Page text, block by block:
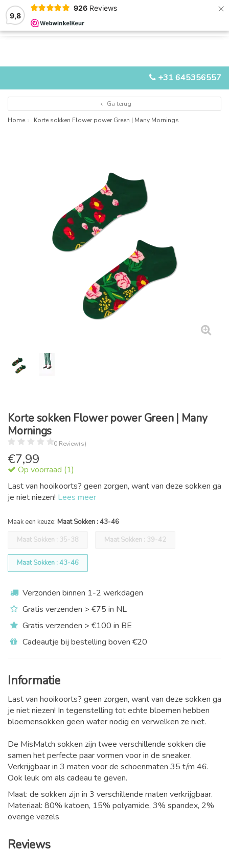
9,8
926 Reviews ×
+31 645356557
MENU
Ga terug
Home
Korte sokken Flower power Green | Many Mornings
Korte sokken Flower power Green | Many
Mornings
0 Review(s)
€7,99
Op voorraad (1)
Last van hooikoorts? geen zorgen, want van deze sokken ga
je niet niezen! Lees meer
Maak een keuze: Maat Sokken : 43-46
Maat Sokken : 35-38
Maat Sokken : 39-42
Maat Sokken : 43-46
Verzonden binnen 1-2 werkdagen
Gratis verzenden > €75 in NL
Gratis verzenden > €100 in BE
Cadeautje bij bestelling boven €20
Informatie
Last van hooikoorts? geen zorgen, want van deze sokken ga
je niet niezen! In tegenstelling tot echte bloemen hebben
bloemensokken geen water nodig en verwelken ze niet.
De MisMatch sokken zijn twee verschillende sokken die
samen het perfecte paar vormen voor in de sneaker.
Verkrijgbaar in 3 maten voor de schoenmaten 35 t/m 46.
Ook leuk om als cadeau te geven.
Maat: de sokken zijn in 3 verschillende maten verkrijgbaar.
Materiaal: 80% katoen, 15% polyamide, 3% spandex, 2%
overige vezels
Reviews